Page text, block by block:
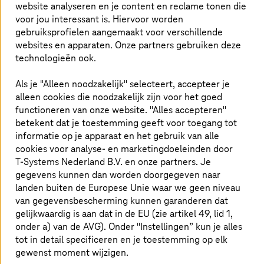
"Stargate" en "Deepseek" benadrukken hoe snel de
wereldwijde technologische wedloop zich verder
verscherpt.
Een Europees antwoord op de
dominantie van Big Tech
Om deze uitdaging aan te pakken, hebben Deutsche
Telekom,T-Systemsen partners zoals Fraunhofer, IONOS,
SAP en Schwarz Digits als onderdeel van de Duitse
Academie voor Techniek en Wetenschap (Acatech)
concrete actie-aanbevelingen opgesteld. Het doel is het
ontwikkelen van een krachtig, duurzaam en onafhankelijk
cloud aanbod.
Big Tech’s greep op cloudinfrastructuur
website analyseren en je content en reclame tonen die
voor jou interessant is. Hiervoor worden
gebruiksprofielen aangemaakt voor verschillende
websites en apparaten. Onze partners gebruiken deze
technologieën ook.
Als je "Alleen noodzakelijk" selecteert, accepteer je
alleen cookies die noodzakelijk zijn voor het goed
functioneren van onze website. "Alles accepteren"
betekent dat je toestemming geeft voor toegang tot
informatie op je apparaat en het gebruik van alle
cookies voor analyse- en marketingdoeleinden door
T-Systems Nederland B.V. en onze partners. Je
gegevens kunnen dan worden doorgegeven naar
landen buiten de Europese Unie waar we geen niveau
van gegevensbescherming kunnen garanderen dat
gelijkwaardig is aan dat in de EU (zie artikel 49, lid 1,
onder a) van de AVG). Onder "Instellingen” kun je alles
tot in detail specificeren en je toestemming op elk
gewenst moment wijzigen.